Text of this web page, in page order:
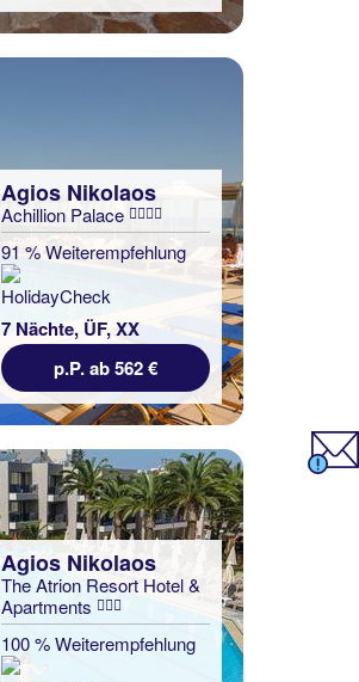
Agios Nikolaos
Achillion Palace
91 % Weiterempfehlung
7 Nächte, ÜF, XX
p.P. ab 562 €
Agios Nikolaos
The Atrion Resort Hotel &
Apartments
100 % Weiterempfehlung